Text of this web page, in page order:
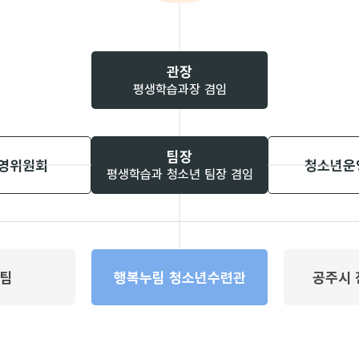
관장
평생학습과장 겸임
위원회​ 팀장
평생학습과 청소년 팀장 겸임
청소년운
행복누림 청소년수련관 공주시